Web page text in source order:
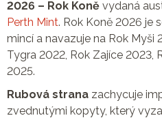
2026 – Rok Koně vydaná
Perth Mint. Rok Koně 2026 je
mincí a navazuje na Rok Myši
Tygra 2022, Rok Zajíce 2023,
2025.
Rubová strana zachycuje
zvednutými kopyty, který